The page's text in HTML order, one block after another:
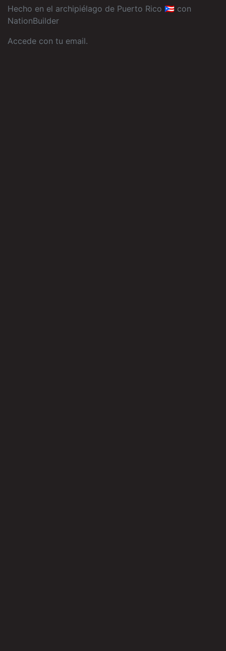
Hecho en el archipiélago de Puerto Rico 🇵🇷 con
NationBuilder
Accede con tu email.